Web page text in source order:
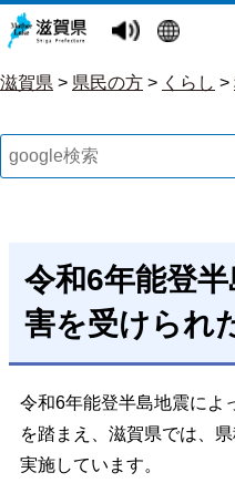
滋賀県 > 県民の方 > くらし >
令和6年能登
害を受けられ
令和6年能登半島地震によ
を踏まえ、滋賀県では、
実施しています。